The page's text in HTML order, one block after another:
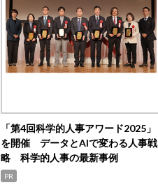
「第4回科学的人事アワード2025」
を開催 データとAIで変わる人事戦
略 科学的人事の最新事例
PR